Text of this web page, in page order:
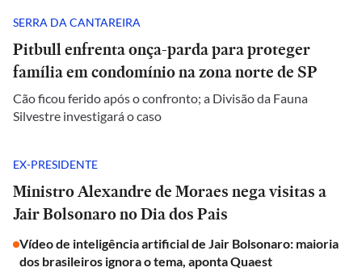
SERRA DA CANTAREIRA
Pitbull enfrenta onça-parda para proteger
família em condomínio na zona norte de SP
Cão ficou ferido após o confronto; a Divisão da Fauna
Silvestre investigará o caso
EX-PRESIDENTE
Ministro Alexandre de Moraes nega visitas a
Jair Bolsonaro no Dia dos Pais
Vídeo de inteligência artificial de Jair Bolsonaro: maioria
dos brasileiros ignora o tema, aponta Quaest